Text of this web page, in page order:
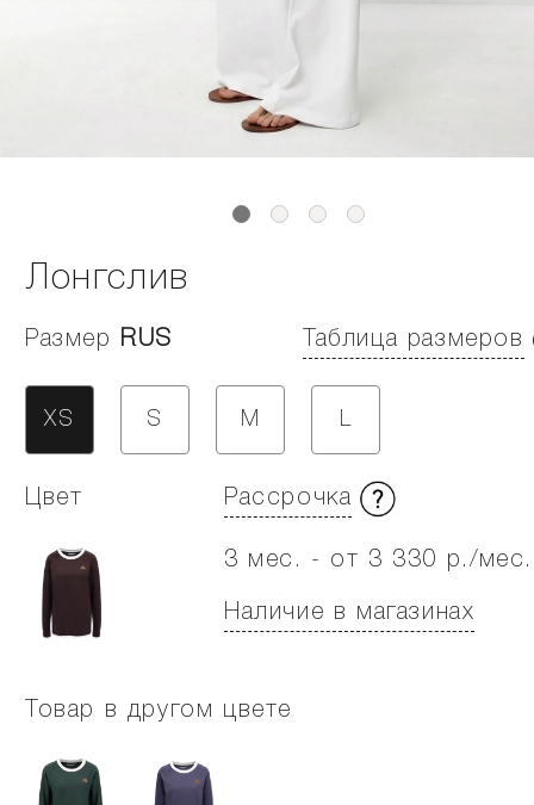
Лонгслив
Размер RUS Таблица размеров
XS S M
Цвет Рассрочка
3 мес. - от 3 330 р./мес.
Наличие в магазинах
Товар в другом цвете